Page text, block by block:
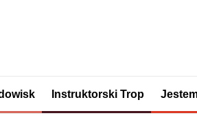
Instruktorski Trop